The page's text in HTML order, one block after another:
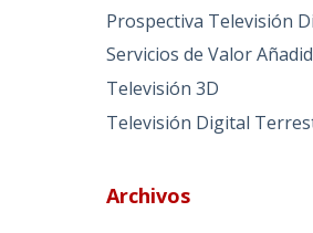
Prospectiva Televisión
Servicios de Valor
Televisión 3D
Televisión Digital
Archivos